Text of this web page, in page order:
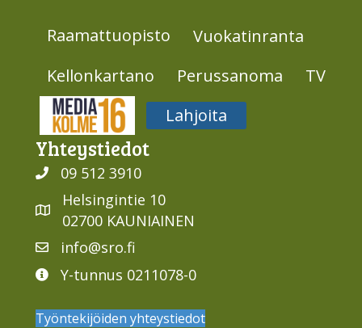
Raamattuopisto
Vuokatinranta
Kellonkartano
Perussanoma
TV
Media316
Lahjoita
Yhteys­tiedot
09 512 3910
Helsingintie 10
02700 KAUNIAINEN
info@sro.fi
Y-tunnus 0211078-0
Työntekijöiden yhteystiedot